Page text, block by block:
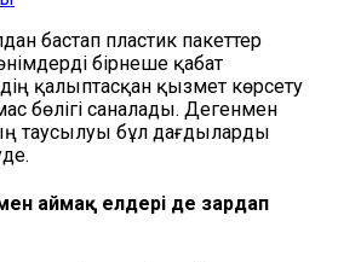
бастап пластик пакеттер
бірнеше қабат
қалыптасқан қызмет көрсету
бөлігі саналады. Дегенмен
таусылуы бұл дағдыларды
аймақ елдері де зардап